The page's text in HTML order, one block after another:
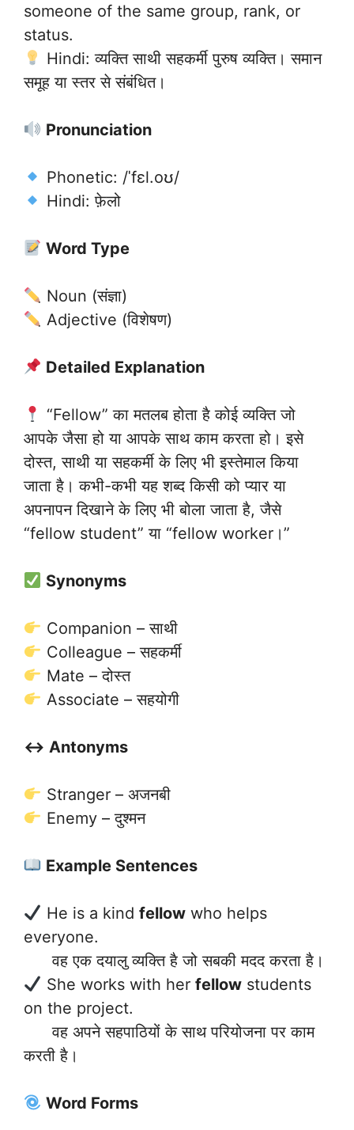
someone of the same group, rank, or
status.
Hindi: व्यक्ति साथी सहकर्मी पुरुष व्यक्ति। समान
समूह या स्तर से संबंधित।
Pronunciation
Phonetic: /ˈfɛl.oʊ/
Hindi: फ़ेलो
Word Type
Noun (संज्ञा)
Adjective (विशेषण)
Detailed Explanation
“Fellow” का मतलब होता है कोई व्यक्ति जो
आपके जैसा हो या आपके साथ काम करता हो। इसे
दोस्त, साथी या सहकर्मी के लिए भी इस्तेमाल किया
जाता है। कभी-कभी यह शब्द किसी को प्यार या
अपनापन दिखाने के लिए भी बोला जाता है, जैसे
“fellow student” या “fellow worker।”
Synonyms
Companion – साथी
Colleague – सहकर्मी
Mate – दोस्त
Associate – सहयोगी
↔️ Antonyms
Stranger – अजनबी
Enemy – दुश्मन
Example Sentences
He is a kind fellowwho helps
everyone.
वह एक दयालु व्यक्ति है जो सबकी मदद करता है।
She works with her fellowstudents
on the project.
वह अपने सहपाठियों के साथ परियोजना पर काम
करती है।
Word Forms